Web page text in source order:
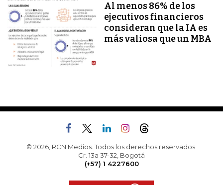
Al menos 86% de los
ejecutivos financieros
consideran que la IA es
más valiosa que un MBA
© 2026, RCN Medios. Todos los derechos reservados.
Cr. 13a 37-32, Bogotá
(+57) 1 4227600